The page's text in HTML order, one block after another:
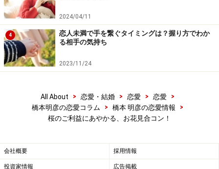
2024/04/11
4
恋人未満で手を繋ぐタイミングは？握り方でわか
る相手の気持ち
2023/11/24
All About > 恋愛・結婚 > 恋愛 > 恋愛
>
橋本明彦の恋愛コラム
> 橋本 明彦の恋愛情報
>
桜のご利益にあやかる、お花見合コン！
会社概要 採用情報
投資家情報 広告掲載